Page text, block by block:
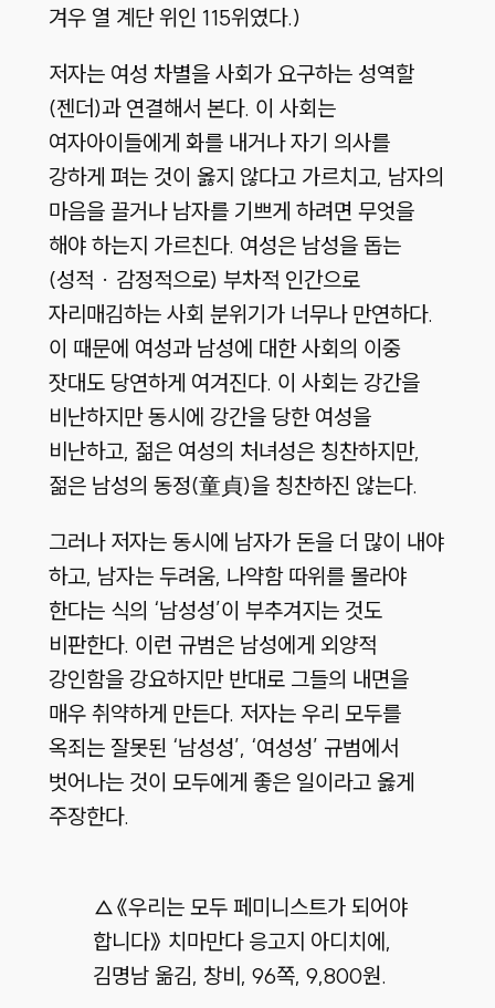
겨우 열 계단 위인 115위였다.)
저자는 여성 차별을 사회가 요구하는 성역할
(젠더)과 연결해서 본다. 이 사회는
여자아이들에게 화를 내거나 자기 의사를
강하게 펴는 것이 옳지 않다고 가르치고, 남자의
마음을 끌거나 남자를 기쁘게 하려면 무엇을
해야 하는지 가르친다. 여성은 남성을 돕는
(성적 · 감정적으로) 부차적 인간으로
자리매김하는 사회 분위기가 너무나 만연하다.
이 때문에 여성과 남성에 대한 사회의 이중
잣대도 당연하게 여겨진다. 이 사회는 강간을
비난하지만 동시에 강간을 당한 여성을
비난하고, 젊은 여성의 처녀성은 칭찬하지만,
젊은 남성의 동정(童貞)을 칭찬하진 않는다.
그러나 저자는 동시에 남자가 돈을 더 많이 내야
하고, 남자는 두려움, 나약함 따위를 몰라야
한다는 식의 ‘남성성’이 부추겨지는 것도
비판한다. 이런 규범은 남성에게 외양적
강인함을 강요하지만 반대로 그들의 내면을
매우 취약하게 만든다. 저자는 우리 모두를
옥죄는 잘못된 ‘남성성’, ‘여성성’ 규범에서
벗어나는 것이 모두에게 좋은 일이라고 옳게
주장한다.
△《우리는 모두 페미니스트가 되어야
합니다》 치마만다 응고지 아디치에,
김명남 옮김, 창비, 96쪽, 9,800원.